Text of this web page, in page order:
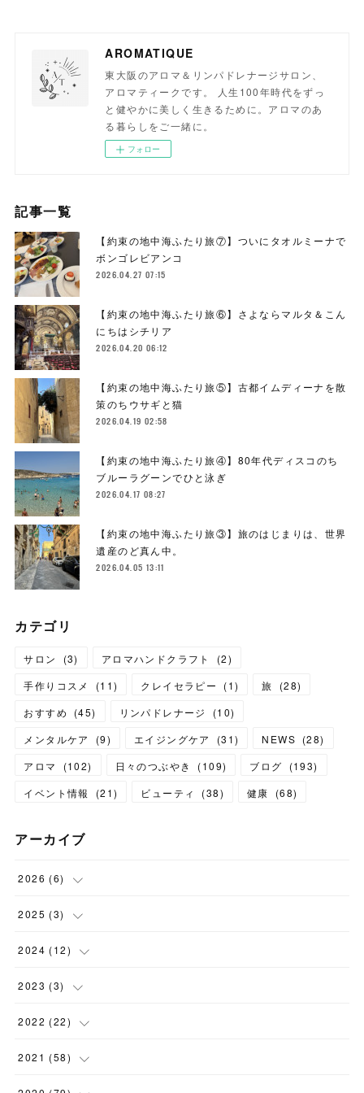
AROMATIQUE
東大阪のアロマ＆リンパドレナージサロン、
アロマティークです。 人生100年時代をずっ
と健やかに美しく生きるために。アロマのあ
る暮らしをご一緒に。
フォロー
記事一覧
【約束の地中海ふたり旅⑦】ついにタオルミーナで
ボンゴレビアンコ
2026.04.27 07:15
【約束の地中海ふたり旅⑥】さよならマルタ＆こん
にちはシチリア
2026.04.20 06:12
【約束の地中海ふたり旅⑤】古都イムディーナを散
策のちウサギと猫
2026.04.19 02:58
【約束の地中海ふたり旅④】80年代ディスコのち
ブルーラグーンでひと泳ぎ
2026.04.17 08:27
【約束の地中海ふたり旅③】旅のはじまりは、世界
遺産のど真ん中。
2026.04.05 13:11
カテゴリ
サロン (3) アロマハンドクラフト (2)
手作りコスメ
(11) クレイセラピー (1) 旅 (28)
おすすめ
(45) リンパドレナージ (10)
メンタルケア
(9) エイジングケア (31) NEWS (28)
アロマ
(102) 日々のつぶやき (109) ブログ (193)
イベント情報
(21) ビューティ (38) 健康 (68)
アーカイブ
2026 (6)
(6
2025 (3)
(1)
(1
(1)
2024 (12)
(1
(1)
(3)
(5 )
2023 (3)
(1)
(1)
(1)
2022 (22)
(1)
(3)
2021 (58)